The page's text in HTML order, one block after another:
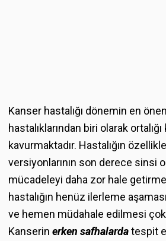
Kanser hastalığı dönemin en
hastalıklarından biri olarak ortalığı
kavurmaktadır. Hastalığın
versiyonlarının son derece sinsi
mücadeleyi daha zor hale
hastalığın henüz ilerleme
ve hemen müdahale edilmesi
Kanserin erken safhalardatespit